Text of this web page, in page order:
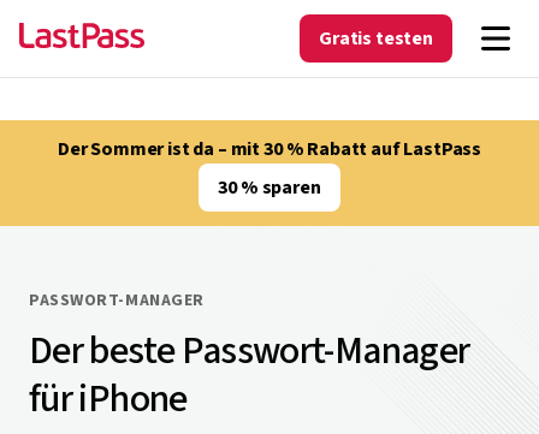
Gratis testen
Der Sommer ist da – mit 30 % Rabatt auf LastPass
30 % sparen
PASSWORT-MANAGER
Der beste Passwort-Manager
für iPhone